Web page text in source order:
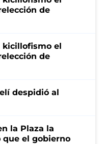
de
kicillofismo el
de
despidió al
la Plaza la
que el gobierno